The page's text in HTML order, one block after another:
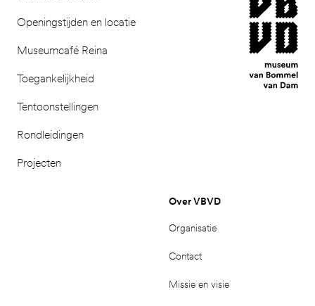
Openingstijden en locatie
Museumcafé Reina
Toegankelijkheid
Tentoonstellingen
Rondleidingen
Projecten
Over VBVD
Organisatie
Contact
Missie en visie